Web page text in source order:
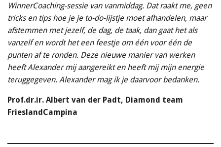
WinnerCoaching-sessie van vanmiddag. Dat raakt me, geen
tricks en tips hoe je je to-do-lijstje moet afhandelen, maar
afstemmen met jezelf, de dag, de taak, dan gaat het als
vanzelf en wordt het een feestje om één voor één de
punten af te ronden. Deze nieuwe manier van werken
heeft Alexander mij aangereikt en heeft mij mijn energie
teruggegeven. Alexander mag ik je daarvoor bedanken.
Prof.dr.ir. Albert van der Padt, Diamond team
FrieslandCampina